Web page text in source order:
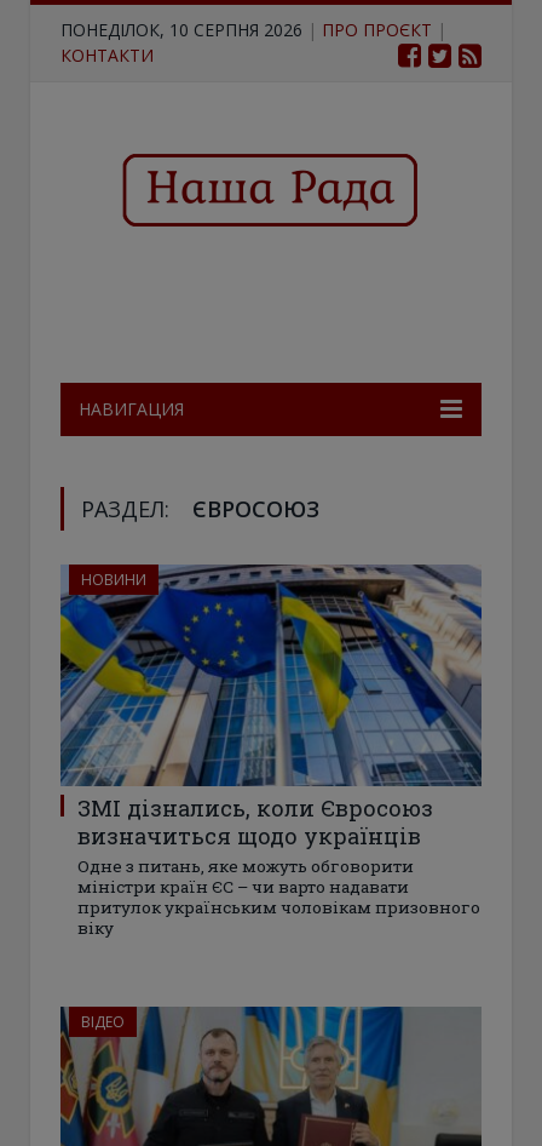
ПОНЕДІЛОК, 10 СЕРПНЯ 2026 | ПРО ПРОЄКТ |
КОНТАКТИ
НАВИГАЦИЯ
РАЗДЕЛ: ЄВРОСОЮЗ
НОВИНИ
ЗМІ дізнались, коли Євросоюз
визначиться щодо українців
Одне з питань, яке можуть обговорити
міністри країн ЄС – чи варто надавати
притулок українським чоловікам призовного
віку
ВІДЕО